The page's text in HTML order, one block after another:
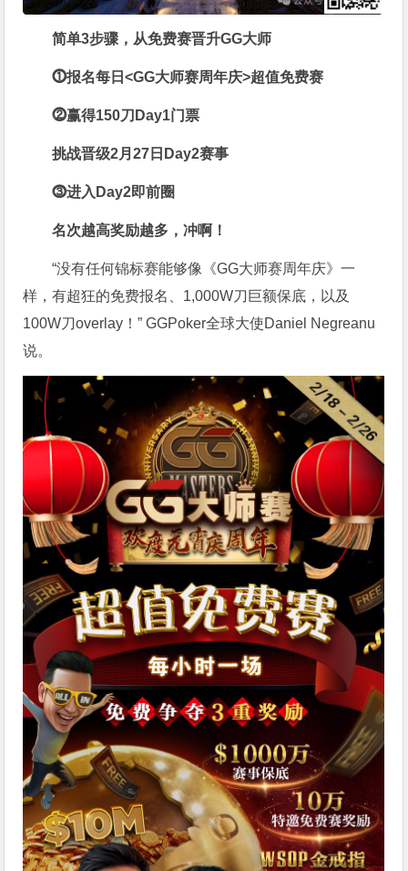
简单3步骤，从免费赛晋升GG大师
⓵报名每日<GG大师赛周年庆>超值免费赛
⓶赢得150刀Day1门票
挑战晋级2月27日Day2赛事
⓷进入Day2即前圈
名次越高奖励越多，冲啊！
“没有任何锦标赛能够像《GG大师赛周年庆》一
样，有超狂的免费报名、1,000W刀巨额保底，以及
100W刀overlay！” GGPoker全球大使Daniel Negreanu
说。